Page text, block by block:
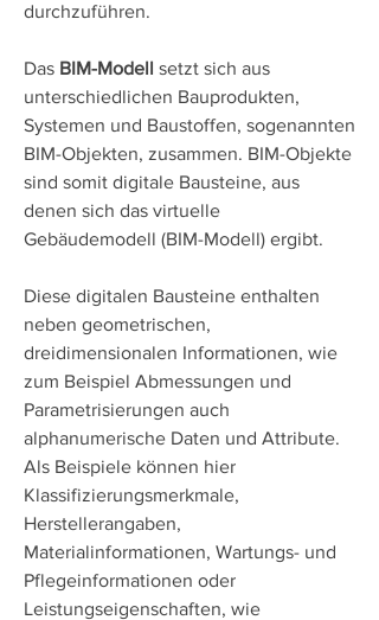
durchzuführen.
Das BIM-Modell setzt sich aus
unterschiedlichen Bauprodukten,
Systemen und Baustoffen, sogenannten
BIM-Objekten, zusammen. BIM-Objekte
sind somit digitale Bausteine, aus
denen sich das virtuelle
Gebäudemodell (BIM-Modell) ergibt.
Diese digitalen Bausteine enthalten
neben geometrischen,
dreidimensionalen Informationen, wie
zum Beispiel Abmessungen und
Parametrisierungen auch
alphanumerische Daten und Attribute.
Als Beispiele können hier
Klassifizierungsmerkmale,
Herstellerangaben,
Materialinformationen, Wartungs- und
Pflegeinformationen oder
Leistungseigenschaften, wie